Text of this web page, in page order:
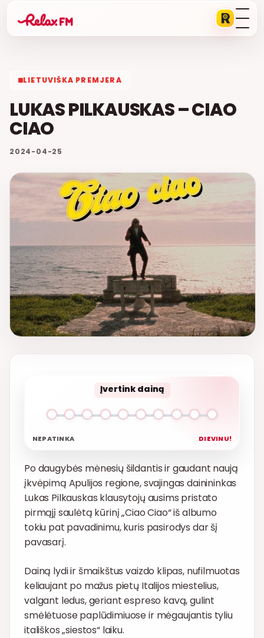
LIETUVIŠKA PREMJERA
LUKAS PILKAUSKAS – CIAO
CIAO
2024-04-25
Įvertink dainą
NEPATINKA DIEVINU!
Po daugybės mėnesių šildantis ir gaudant naują
įkvėpimą Apulijos regione, svajingas dainininkas
Lukas Pilkauskas klausytojų ausims pristato
pirmąjį saulėtą kūrinį „Ciao Ciao“ iš albumo
tokiu pat pavadinimu, kuris pasirodys dar šį
pavasarį.
Dainą lydi ir šmaikštus vaizdo klipas, nufilmuotas
keliaujant po mažus pietų Italijos miestelius,
valgant ledus, geriant espreso kavą, gulint
smėlėtuose paplūdimiuose ir mėgaujantis tyliu
itališkos „siestos“ laiku.